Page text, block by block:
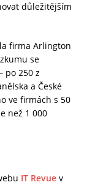
důležitějším
firma Arlington
se
po 250 z
a České
ve firmách s 50
než 1 000
IT Revue v